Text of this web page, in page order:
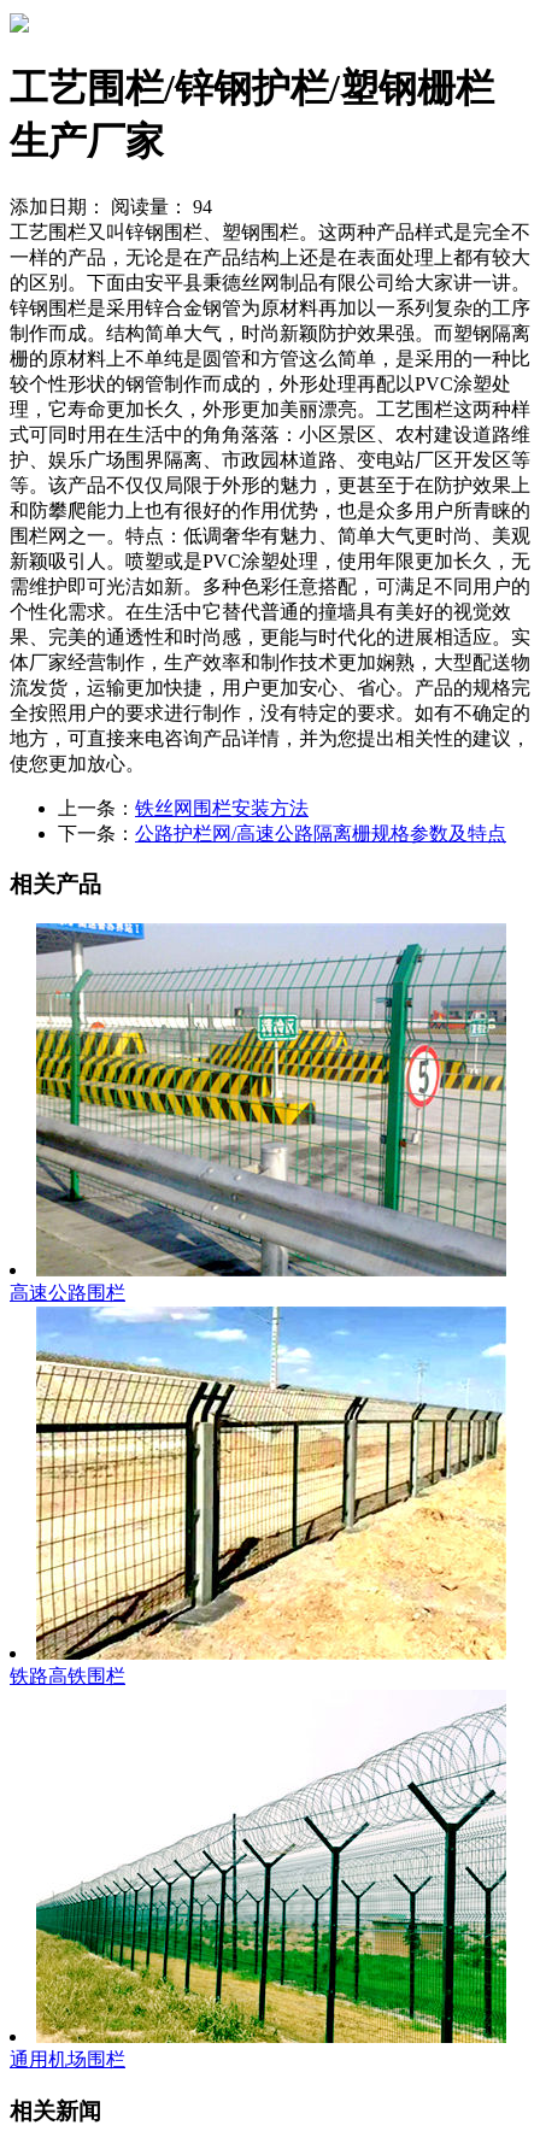
工艺围栏/锌钢护栏/塑钢栅栏
生产厂家
添加日期： 阅读量： 94
工艺围栏又叫锌钢围栏、塑钢围栏。这两种产品样式是完全不
一样的产品，无论是在产品结构上还是在表面处理上都有较大
的区别。下面由安平县秉德丝网制品有限公司给大家讲一讲。
锌钢围栏是采用锌合金钢管为原材料再加以一系列复杂的工序
制作而成。结构简单大气，时尚新颖防护效果强。而塑钢隔离
栅的原材料上不单纯是圆管和方管这么简单，是采用的一种比
较个性形状的钢管制作而成的，外形处理再配以PVC涂塑处
理，它寿命更加长久，外形更加美丽漂亮。工艺围栏这两种样
式可同时用在生活中的角角落落：小区景区、农村建设道路维
护、娱乐广场围界隔离、市政园林道路、变电站厂区开发区等
等。该产品不仅仅局限于外形的魅力，更甚至于在防护效果上
和防攀爬能力上也有很好的作用优势，也是众多用户所青睐的
围栏网之一。特点：低调奢华有魅力、简单大气更时尚、美观
新颖吸引人。喷塑或是PVC涂塑处理，使用年限更加长久，无
需维护即可光洁如新。多种色彩任意搭配，可满足不同用户的
个性化需求。在生活中它替代普通的撞墙具有美好的视觉效
果、完美的通透性和时尚感，更能与时代化的进展相适应。实
体厂家经营制作，生产效率和制作技术更加娴熟，大型配送物
流发货，运输更加快捷，用户更加安心、省心。产品的规格完
全按照用户的要求进行制作，没有特定的要求。如有不确定的
地方，可直接来电咨询产品详情，并为您提出相关性的建议，
使您更加放心。
上一条： 铁丝网围栏安装方法
下一条： 公路护栏网/高速公路隔离栅规格参数及特点
相关产品
高速公路围栏
铁路高铁围栏
通用机场围栏
相关新闻